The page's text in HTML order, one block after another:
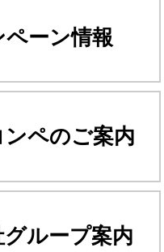
ペーン情報
ペのご案内
ループ案内